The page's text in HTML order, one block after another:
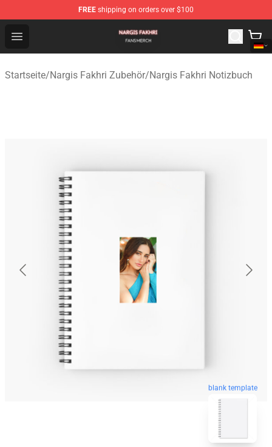
FREE shipping on orders over $100
Open menu
Nargis Fakhri Shop - Official Nargis Fakhri Merchandise
Startseite/Nargis Fakhri Zubehör/Nargis Fakhri Notizbuch
blank template